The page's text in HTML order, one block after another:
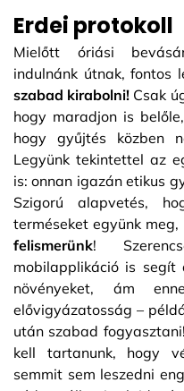
Erdei protokoll
Mielőtt óriási
indulnánk útnak, fontos
szabad kirabolni! Csak
hogy maradjon is
hogy gyűjtés közben
Legyünk tekintettel az
is: onnan igazán etikus
Szigorú alapvetés,
terméseket együnk
felismerünk!
mobilapplikáció is segít
növényeket, ám
elővigyázatosság –
után szabad
kell tartanunk, hogy
semmit sem leszedni